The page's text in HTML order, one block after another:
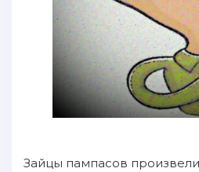
Зайцы пампасов